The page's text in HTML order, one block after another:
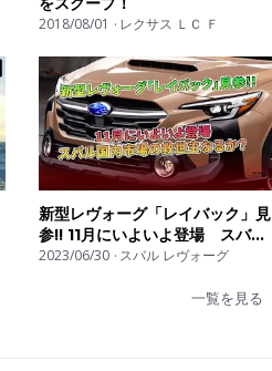
2018/08/01 レクサス ＬＣ Ｆ
新型レヴォーグ「レイバック」見
参!! 11月にいよいよ登場 スバル
国内市場の救世主なるか？ | 車の
2023/06/30 スバル レヴォーグ
一覧を見る